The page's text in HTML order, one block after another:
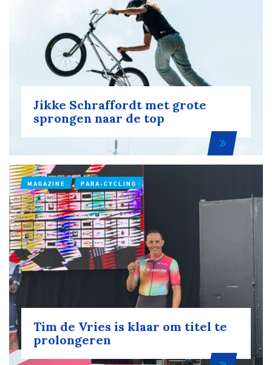
Jikke Schraffordt met grote
sprongen naar de top
MAGAZINE PARA-CYCLING
Tim de Vries is klaar om titel te
prolongeren